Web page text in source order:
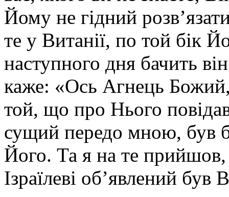
Йому не гідний
те у Витанії, по той бік
наступного дня бачить
каже: «Ось Агнець Божий,
той, що про Нього
сущий передо мною, був
Його. Та я на те
Ізраїлеві об’явлений був